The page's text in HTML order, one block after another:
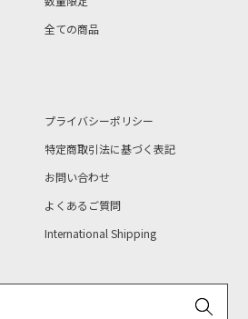
全ての商品
プライバシーポリシー
特定商取引法に基づく表記
お問い合わせ
よくあるご質問
International Shipping